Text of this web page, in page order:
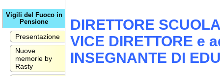
Vigili del Fuoco in
Pensione
Presentazione
Nuove
memorie by
Rasty
DIRETTORE
VICE DIRETTORE e
INSEGNANTE DI